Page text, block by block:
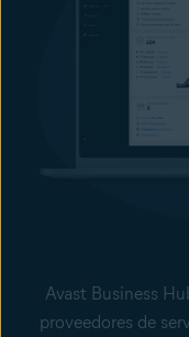
Avast Business
proveedores de